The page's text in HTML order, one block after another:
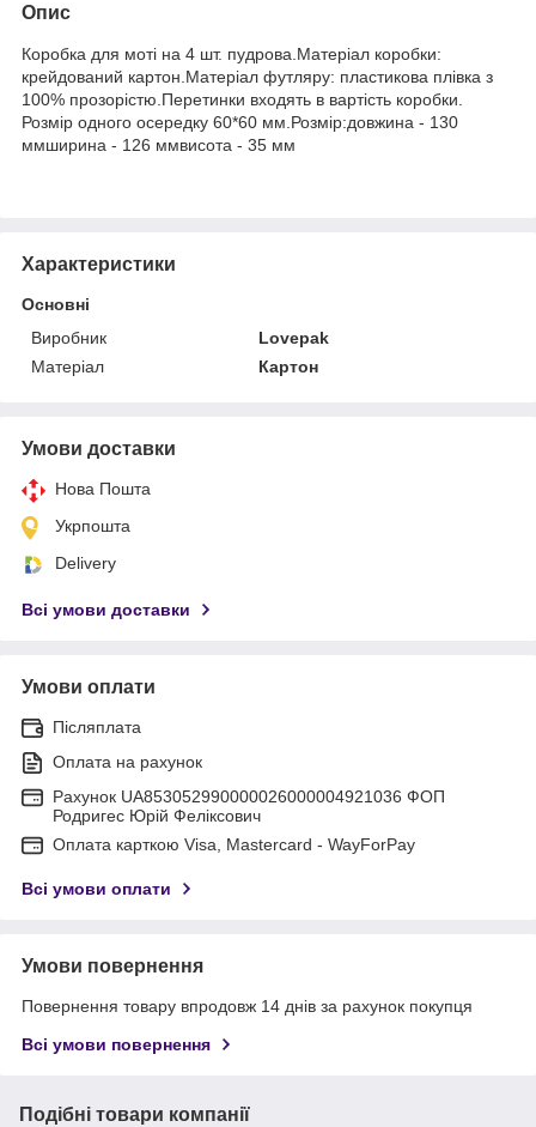
Опис
Коробка для моті на 4 шт. пудрова.Матеріал коробки:
крейдований картон.Матеріал футляру: пластикова плівка з
100% прозорістю.Перетинки входять в вартість коробки.
Розмір одного осередку 60*60 мм.Розмір:довжина - 130
ммширина - 126 ммвисота - 35 мм
Характеристики
Основні
Виробник
Lovepak
Матеріал
Картон
Умови доставки
Нова Пошта
Укрпошта
Delivery
Всі умови доставки
Умови оплати
Післяплата
Оплата на рахунок
Рахунок UA853052990000026000004921036 ФОП
Родригес Юрій Феліксович
Оплата карткою Visa, Mastercard - WayForPay
Всі умови оплати
Умови повернення
Повернення товару впродовж 14 днів за рахунок покупця
Всі умови повернення
Подібні товари компанії